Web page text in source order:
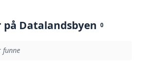
Datalandsbyen 0
funne